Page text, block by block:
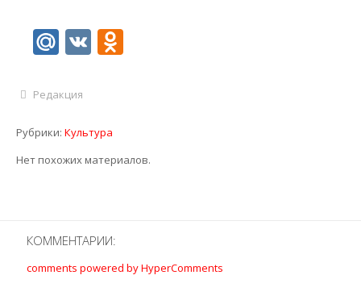
Mail.Ru
VKOdnoklassniki
Редакция
Рубрики: Культура
Нет похожих материалов.
КОММЕНТАРИИ:
comments powered by HyperComments